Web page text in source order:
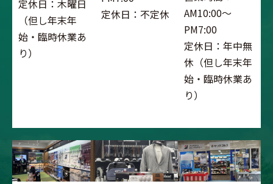
定休日：木曜日
（但し年末年
始・臨時休業あ
り）
定休日：不定休
AM10:00～
PM7:00
定休日：年中無
休（但し年末年
始・臨時休業あ
り）